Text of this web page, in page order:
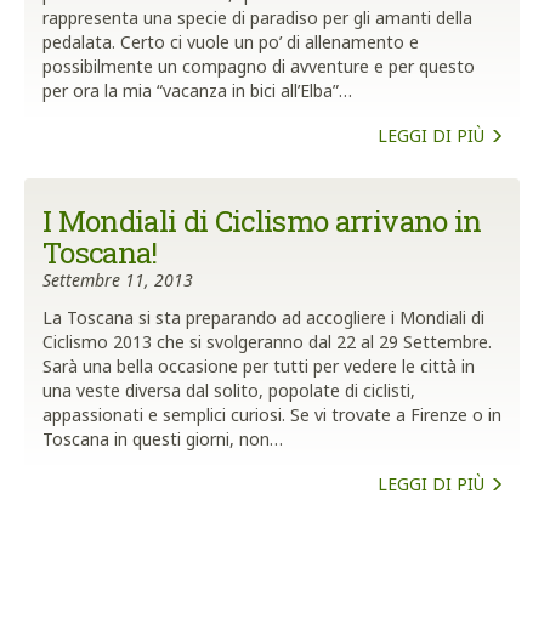
rappresenta una specie di paradiso per gli amanti della
pedalata. Certo ci vuole un po’ di allenamento e
possibilmente un compagno di avventure e per questo
per ora la mia “vacanza in bici all’Elba”…
LEGGI DI PIÙ
I Mondiali di Ciclismo arrivano in
Toscana!
Settembre 11, 2013
La Toscana si sta preparando ad accogliere i Mondiali di
Ciclismo 2013 che si svolgeranno dal 22 al 29 Settembre.
Sarà una bella occasione per tutti per vedere le città in
una veste diversa dal solito, popolate di ciclisti,
appassionati e semplici curiosi. Se vi trovate a Firenze o in
Toscana in questi giorni, non…
LEGGI DI PIÙ